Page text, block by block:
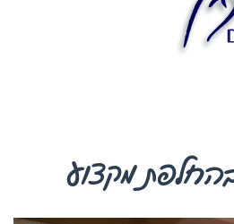
החלפת מקצוע